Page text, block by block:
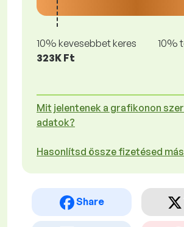
10% kevesebbet keres
323K Ft
10%
Mit jelentenek a grafikonon
adatok?
Hasonlítsd össze fizetésed
Share